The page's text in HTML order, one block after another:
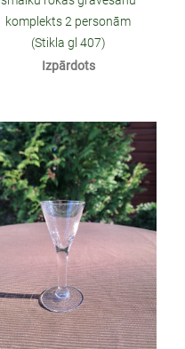
komplekts 2 personām
(Stikla gl 407)
Izpārdots